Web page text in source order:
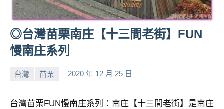
◎台灣苗栗南庄【十三間老街】FUN
慢南庄系列
台灣 苗栗 2020 年 12 月 25 日
小
No
台灣苗栗FUN慢南庄系列：南庄【十三間老街】是南庄